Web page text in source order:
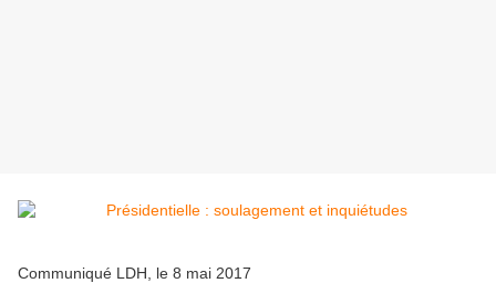
Communiqué LDH, le 8 mai 2017